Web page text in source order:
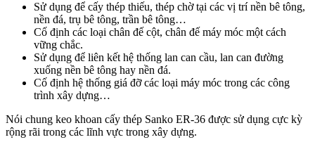
Sử dụng để cấy thép thiếu, thép chờ tại các vị trí nền bê tông,
nền đá, trụ bê tông, trần bê tông…
Cố định các loại chân đế cột, chân đế máy móc một cách
vững chắc.
Sử dụng để liên kết hệ thống lan can cầu, lan can đường
xuống nền bê tông hay nền đá.
Cố định hệ thống giá đỡ các loại máy móc trong các công
trình xây dựng…
Nói chung keo khoan cấy thép Sanko ER-36 được sử dụng cực kỳ
rộng rãi trong các lĩnh vực trong xây dựng.